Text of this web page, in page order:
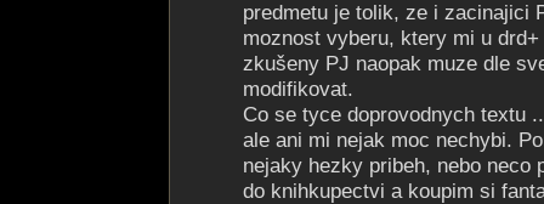
predmetu je tolik, ze i zacinajici
moznost vyberu, ktery mi u
zkušeny PJ naopak muze dle
modifikovat.
Co se tyce doprovodnych textu
ale ani mi nejak moc nechybi.
nejaky hezky pribeh, nebo neco
do knihkupectvi a koupim si